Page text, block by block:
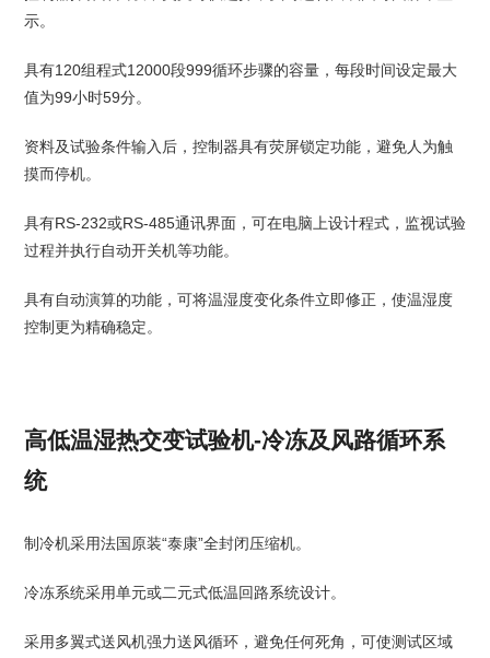
示。
具有120组程式12000段999循环步骤的容量，每段时间设定最大
值为99小时59分。
资料及试验条件输入后，控制器具有荧屏锁定功能，避免人为触
摸而停机。
具有RS-232或RS-485通讯界面，可在电脑上设计程式，监视试验
过程并执行自动开关机等功能。
具有自动演算的功能，可将温湿度变化条件立即修正，使温湿度
控制更为精确稳定。
高低温湿热交变试验机-冷冻及风路循环系
统
制冷机采用法国原装“泰康”全封闭压缩机。
冷冻系统采用单元或二元式低温回路系统设计。
采用多翼式送风机强力送风循环，避免任何死角，可使测试区域